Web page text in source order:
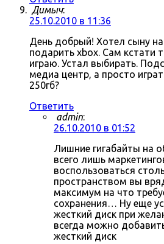
Димыч:
25.10.2010 в 11:36
День добрый! Хотел сыну на
подарить xbox. Сам кстати
играю. Устал выбирать.
медиа центр, а просто
250гб?
Ответить
admin:
26.10.2010 в 01:52
Лишние гигабайты на
всего лишь
воспользоваться
пространством вы
максимум на что
сохранения… Ну еще
жесткий диск при
всегда можно
жесткий диск